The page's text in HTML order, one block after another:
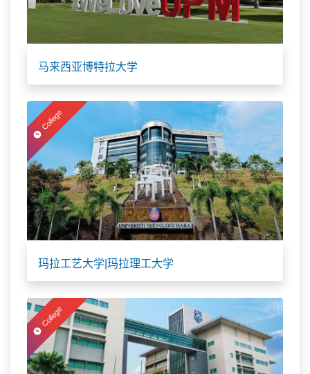
马来西亚博特拉大学
College
玛拉工艺大学|玛拉理工大学
College